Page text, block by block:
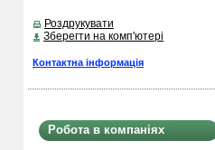
Роздрукувати
Зберегти на комп'ютері
Контактна інформація
Робота в компаніях